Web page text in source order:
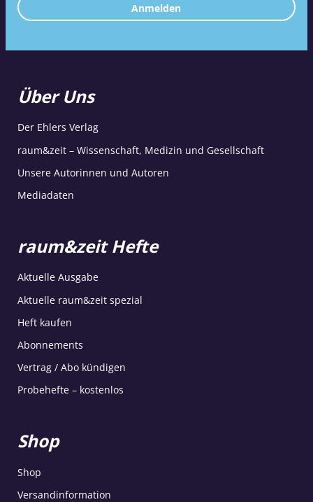
Anmelden
Über Uns
Der Ehlers Verlag
raum&zeit – Wissenschaft, Medizin und Gesellschaft
Unsere Autorinnen und Autoren
Mediadaten
raum&zeit Hefte
Aktuelle Ausgabe
Aktuelle raum&zeit spezial
Heft kaufen
Abonnements
Vertrag / Abo kündigen
Probehefte – kostenlos
Shop
Shop
Versandinformation